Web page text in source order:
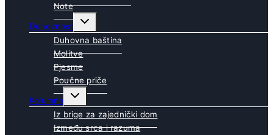
Note
Duhovnost
Toggle
child
menu
Duhovna baština
Molitve
Pjesme
Poučne priče
Kolumne
Toggle
child
menu
Iz brige za zajednički dom
Između srca i razuma